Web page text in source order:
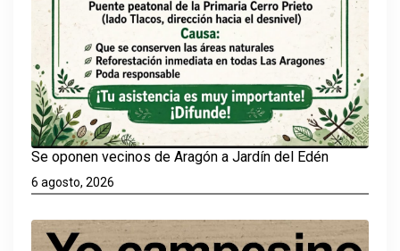
Se oponen vecinos de Aragón a Jardín del Edén
6 agosto, 2026